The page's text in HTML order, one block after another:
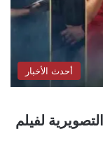
أحدث الأخبار
لفيلم